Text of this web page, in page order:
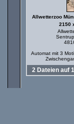
Allwetterzoo
2150
Automat mit 3
2 Dateien auf